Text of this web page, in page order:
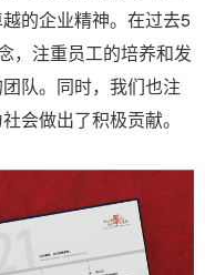
的企业精神。在过去5
，注重员工的培养和发
队。同时，我们也注
会做出了积极贡献。